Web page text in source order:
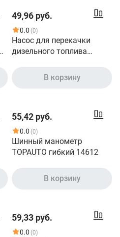
49,96 руб.
0.0 (0)
Насос для перекачки
дизельного топлива
насоса 38мм, фильтр с
сеточкой, для перекачки
В корзину
55,42 руб.
0.0 (0)
Шинный манометр
TOPAUTO гибкий 14612
В корзину
59,33 руб.
0.0 (0)